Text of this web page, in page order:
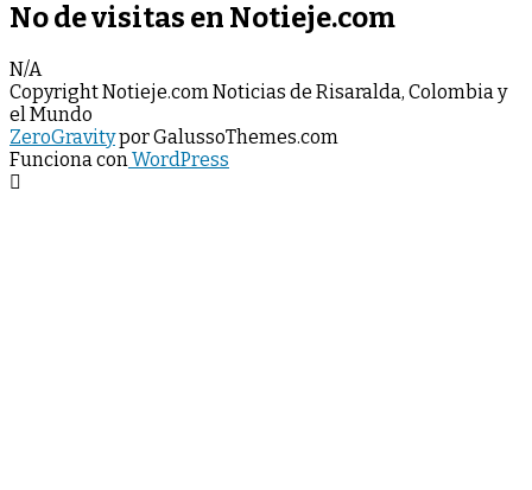
No de visitas en Notieje.com
N/A
Copyright Notieje.com Noticias de Risaralda, Colombia y
el Mundo
ZeroGravitypor GalussoThemes.com
Funciona conWordPress